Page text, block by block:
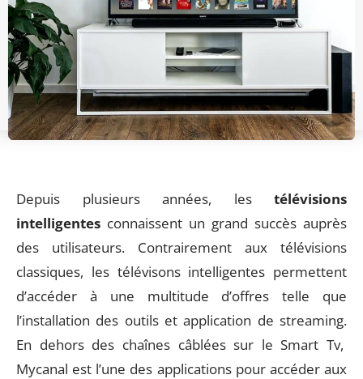
Depuis plusieurs années, les télévisions
intelligentes connaissent un grand succès auprès
des utilisateurs. Contrairement aux télévisions
classiques, les télévisons intelligentes permettent
d’accéder à une multitude d’offres telle que
l’installation des outils et application de streaming.
En dehors des chaînes câblées sur le Smart Tv,
Mycanal est l’une des applications pour accéder aux